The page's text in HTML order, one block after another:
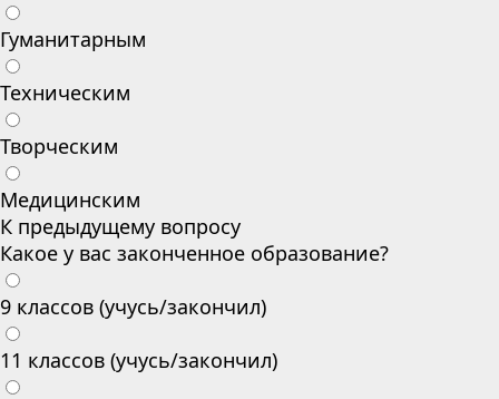
Гуманитарным
Техническим
Творческим
Медицинским
К предыдущему вопросу
Какое у вас законченное образование?
9 классов (учусь/закончил)
11 классов (учусь/закончил)